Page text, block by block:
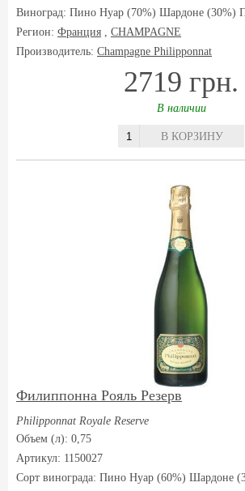
Виноград: Пино Нуар (70%) Шардоне (30%)
Регион: Франция , CHAMPAGNE
Производитель: Champagne Philipponnat
2719 грн.
В наличии
В КОРЗИНУ
Филиппонна Рояль Резерв
Philipponnat Royale Reserve
Объем (л): 0,75
Артикул: 1150027
Сорт винограда: Пино Нуар (60%) Шардоне